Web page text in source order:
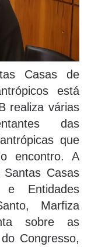
Casas de
está
realiza várias
das
que
encontro. A
Casas
e Entidades
Marfiza
sobre as
Congresso,